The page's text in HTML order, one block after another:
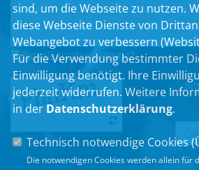
Einwilligungserklärung*
sind, um die Webseite zu nutzen.
diese Webseite Dienste von
Webangebot zu verbessern
Für die Verwendung bestimmter
Einwilligung benötigt. Ihre
jederzeit widerrufen. Weitere
in der Datenschutzerklärung.
Technisch notwendige Cookies (
Die notwendigen Cookies werden allein für